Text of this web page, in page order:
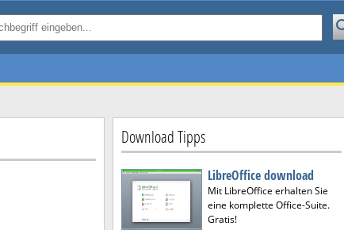
Download Tipps
LibreOffice download
Mit LibreOffice erhalten Sie
eine komplette Office-Suite.
Gratis!